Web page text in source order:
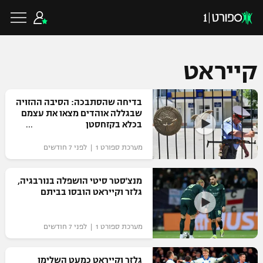
כדורגל ישראלי
ליגת העל
גביע הטוטו
ליגיונרים
גביע המדינה
כדורגל עולמי
ליגת האלופות
ליגה אירופית
ליגה אנגלית
כדורסל ישראלי
ליגת ווינר סל
ליגה לאומית
כדורסל עולמי
NBA
קייראט
בדיחה שהסתבכה: הסיבה ההזויה
שבגללה אוהדים מצאו את עצמם
בכלא בקזחסטן
מערכת ספורט 1 | לפני 7 חודשים
מנצ'סטר סיטי הושפלה בנורבגיה,
גלזר וקייראט הובסו בביתם
מערכת ספורט 1 | לפני 7 חודשים
גלזר וקייראט כמעט השלימו